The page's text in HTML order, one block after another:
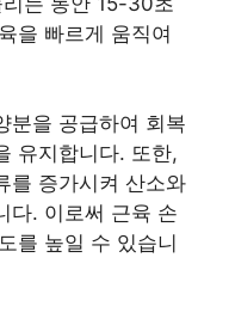
을 빠르게 움직여
분을 공급하여 회복
유지합니다. 또한,
를 증가시켜 산소와
다. 이로써 근육 손
를 높일 수 있습니